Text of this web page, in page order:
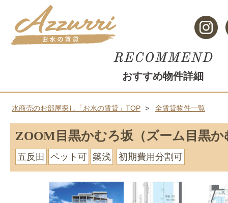
おすすめ物件詳細
水商売のお部屋探し「お水の賃貸」TOP 全賃貸物件一覧
ZOOM目黒かむろ坂（ズーム目黒か
五反田 ペット可 築浅 初期費用分割可